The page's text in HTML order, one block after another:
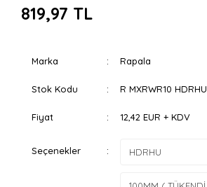
819,97 TL
Marka Rapala
Stok Kodu R MXRWR10 HDRHU
Fiyat 12,42 EUR + KDV
Seçenekler